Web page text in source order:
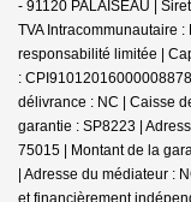
- 91120 PALAISEAU |
TVA Intracommunautaire
responsabilité limitée |
:
délivrance : NC | Caisse
garantie : SP8223 |
75015 | Montant de la
| Adresse du médiateur :
et financièrement